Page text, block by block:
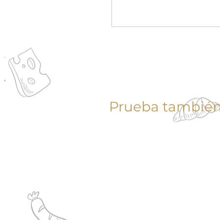
Prueba